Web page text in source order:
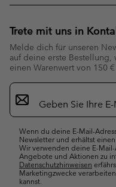
Trete mit uns in
Melde dich für unseren
auf deine erste
einen Warenwert von 150
Newsletter-
Anmeldung
Wenn du deine E-Mail-
Newsletter und erhältst
Wir verwenden deine E-
Angebote und Aktionen zu
Datenschutzhinweisen
Marketingzwecke
kannst.